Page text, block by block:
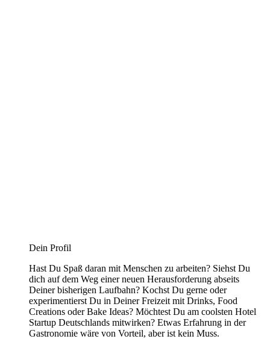
Dein Profil
Hast Du Spaß daran mit Menschen zu arbeiten? Siehst Du
dich auf dem Weg einer neuen Herausforderung abseits
Deiner bisherigen Laufbahn? Kochst Du gerne oder
experimentierst Du in Deiner Freizeit mit Drinks, Food
Creations oder Bake Ideas? Möchtest Du am coolsten Hotel
Startup Deutschlands mitwirken? Etwas Erfahrung in der
Gastronomie wäre von Vorteil, aber ist kein Muss.